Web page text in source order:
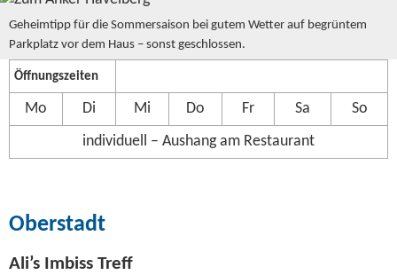
Geheimtipp für die Sommersaison bei gutem Wetter auf begrüntem
Parkplatz vor dem Haus – sonst geschlossen.
Öffnungszeiten
Mo Di Mi Do Fr Sa So
individuell – Aushang am Restaurant
Oberstadt
Ali’s Imbiss Treff